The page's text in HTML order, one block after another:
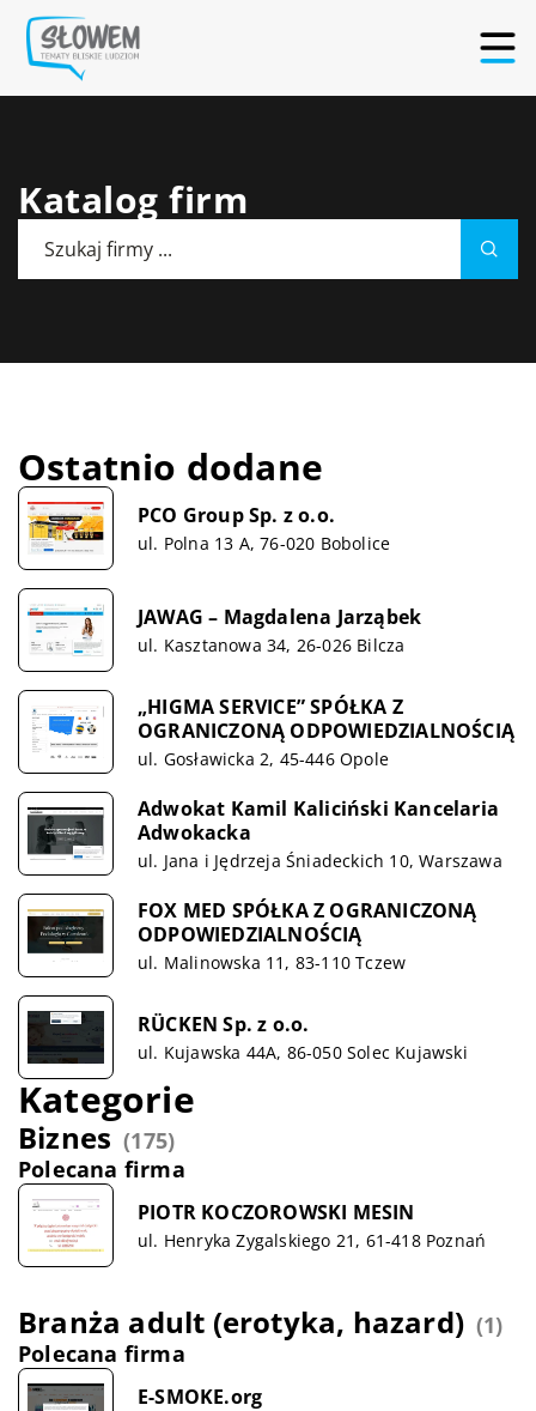
Katalog firm
Ostatnio dodane
PCO Group Sp. z o.o.
ul. Polna 13 A, 76-020 Bobolice
JAWAG – Magdalena Jarząbek
ul. Kasztanowa 34, 26-026 Bilcza
„HIGMA SERVICE” SPÓŁKA Z
OGRANICZONĄ ODPOWIEDZIALNOŚCIĄ
ul. Gosławicka 2, 45-446 Opole
Adwokat Kamil Kaliciński Kancelaria
Adwokacka
ul. Jana i Jędrzeja Śniadeckich 10, Warszawa
FOX MED SPÓŁKA Z OGRANICZONĄ
ODPOWIEDZIALNOŚCIĄ
ul. Malinowska 11, 83-110 Tczew
RÜCKEN Sp. z o.o.
ul. Kujawska 44A, 86-050 Solec Kujawski
Kategorie
Biznes (175)
Polecana firma
PIOTR KOCZOROWSKI MESIN
ul. Henryka Zygalskiego 21, 61-418 Poznań
Branża adult (erotyka, hazard) (1)
Polecana firma
E-SMOKE.org